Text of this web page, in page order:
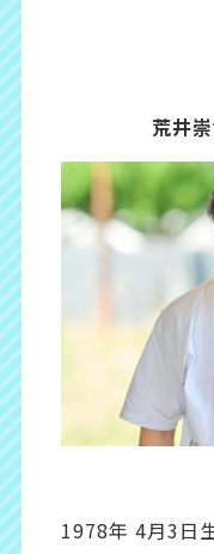
荒井
1978年 4月3日